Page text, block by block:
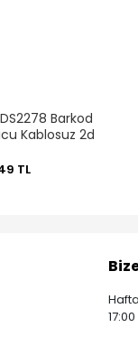
Barkod
Kablosuz 2d
TL